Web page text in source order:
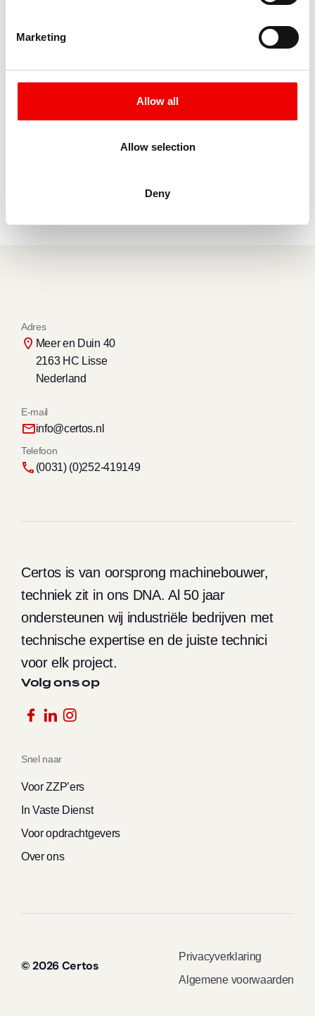
Marketing
Allow all
Allow selection
Deny
Laad meer
Adres
Meer en Duin 40
2163 HC Lisse
Nederland
E-mail
info@certos.nl
Telefoon
(0031) (0)252-419149
Certos is van oorsprong machinebouwer,
techniek zit in ons DNA. Al 50 jaar
ondersteunen wij industriële bedrijven met
technische expertise en de juiste technici
voor elk project.
Volg ons op
Snel naar
Voor ZZP’ers
In Vaste Dienst
Voor opdrachtgevers
Over ons
© 2026 Certos
Privacyverklaring
Algemene voorwaarden